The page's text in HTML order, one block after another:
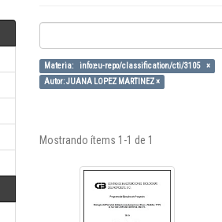
Materia: info:eu-repo/classification/cti/3105 ×
Autor: JUANA LOPEZ MARTINEZ ×
Mostrando ítems 1-1 de 1